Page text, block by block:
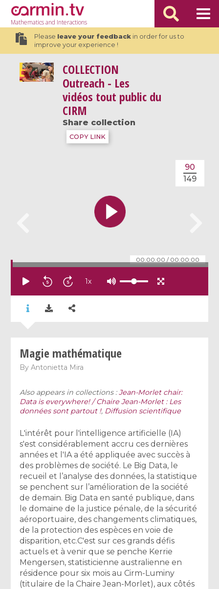
Mathematicsand Interactions
Please leave your feedbackin order for us to
improve your experience !
COLLECTION
Outreach - Les
vidéos tout public du
CIRM
Share collection
COPY LINK
00:00:00 / 00:00:00
90
149
1x
Magie mathématique
ByAntonietta Mira
Also appears in collections :Jean-Morlet chair:
Data is everywhere! / Chaire Jean-Morlet : Les
données sont partout !, Diffusion scientifique
​L'intérêt pour l'intelligence artificielle (IA)
s'est considérablement accru ces dernières
années et l'IA a été appliquée avec succès à
des problèmes de société. Le Big Data, le
recueil et l’analyse des données, la statistique
se penchent sur l’amélioration de la société
de demain. Big Data en santé publique, dans
le domaine de la justice pénale, de la sécurité
aéroportuaire, des changements climatiques,
de la protection des espèces en voie de
disparition, etc. ​ ​C'est sur ces grands défis
actuels et à venir que se penche Kerrie
Mengersen, statisticienne australienne en
résidence pour six mois au Cirm-Luminy
(titulaire de la Chaire Jean-Morlet), aux côtés